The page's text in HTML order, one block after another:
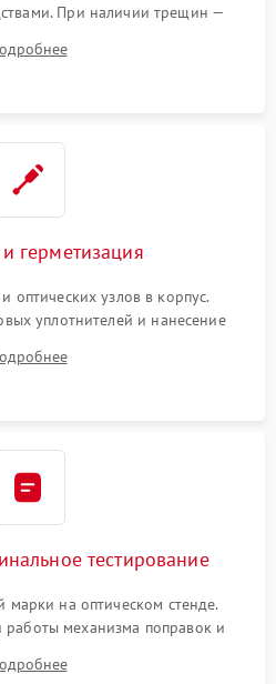
При наличии трещин —
или замена пружин и
ввода поправок для
герметизация
оптических узлов в корпус.
уплотнителей и нанесение
— вакуумирование и
для исключения запотевания
тестирование
на оптическом стенде.
работы механизма поправок и
прицела на ударном
устойчивости к отдаче оружия и